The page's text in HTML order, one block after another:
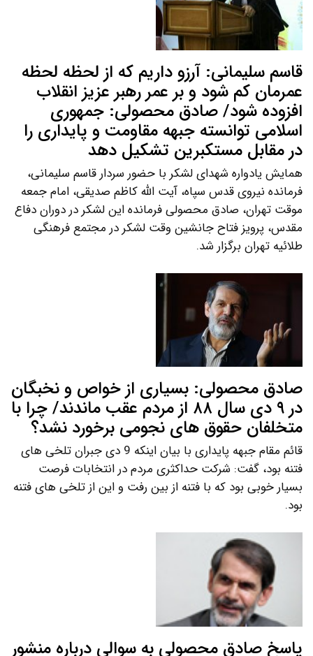
قاسم سلیمانی: آرزو داریم که از لحظه لحظه
عمرمان کم شود و بر عمر رهبر عزیز انقلاب
افزوده شود/ صادق محصولی: جمهوری
اسلامی توانسته جبهه مقاومت و پایداری را
در مقابل مستکبرین تشکیل دهد
همایش یادواره شهدای لشکر با حضور سردار قاسم سلیمانی،
فرمانده نیروی قدس سپاه، آیت الله کاظم صدیقی، امام جمعه
موقت تهران، صادق محصولی فرمانده این لشکر در دوران دفاع
مقدس، پرویز فتاح جانشین وقت لشکر در مجتمع فرهنگی
طلائیه تهران برگزار شد.
صادق محصولی: بسیاری از خواص و نخبگان
در ۹ دی سال ۸۸ از مردم عقب ماندند/ چرا با
متخلفان حقوق های نجومی برخورد نشد؟
قائم مقام جبهه پایداری با بیان اینکه 9 دی جبران تلخی های
فتنه بود، گفت: شرکت حداکثری مردم در انتخابات فرصت
بسیار خوبی بود که با فتنه از بین رفت و این از تلخی های فتنه
بود.
پاسخ صادق محصولی به سوالی درباره منشور